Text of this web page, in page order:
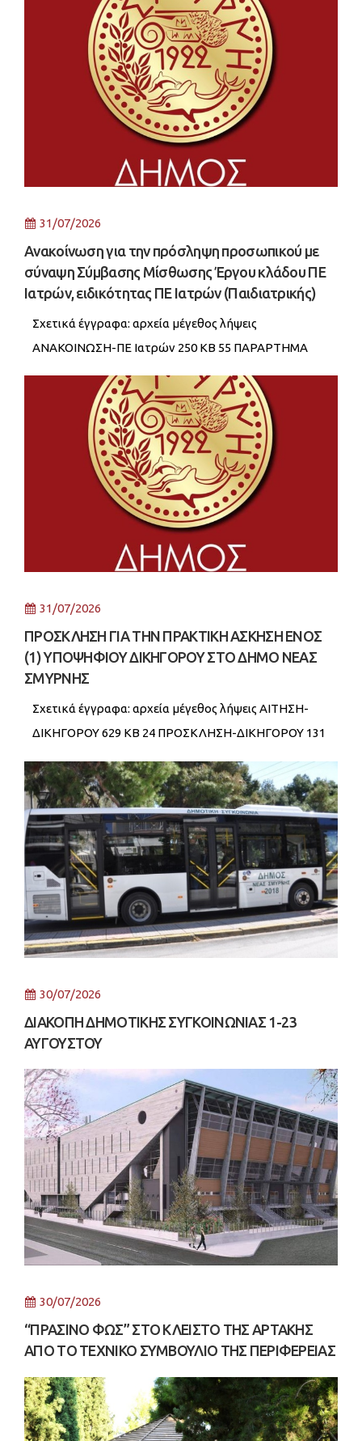
31/07/2026
Ανακοίνωση για την πρόσληψη προσωπικού με
σύναψη Σύμβασης Μίσθωσης Έργου κλάδου ΠΕ
Ιατρών, ειδικότητας ΠΕ Ιατρών (Παιδιατρικής)
Σχετικά έγγραφα: αρχεία μέγεθος λήψεις
ΑΝΑΚΟΙΝΩΣΗ-ΠΕ Ιατρών 250 KB 55 ΠΑΡΑΡΤΗΜΑ
31/07/2026
ΠΡΟΣΚΛΗΣΗ ΓΙΑ ΤΗΝ ΠΡΑΚΤΙΚΗ ΑΣΚΗΣΗ ΕΝΟΣ
(1) ΥΠΟΨΗΦΙΟΥ ΔΙΚΗΓΟΡΟΥ ΣΤΟ ΔΗΜΟ ΝΕΑΣ
ΣΜΥΡΝΗΣ
Σχετικά έγγραφα: αρχεία μέγεθος λήψεις ΑΙΤΗΣΗ-
ΔΙΚΗΓΟΡΟΥ 629 KB 24 ΠΡΟΣΚΛΗΣΗ-ΔΙΚΗΓΟΡΟΥ 131
30/07/2026
ΔΙΑΚΟΠΗ ΔΗΜΟΤΙΚΗΣ ΣΥΓΚΟΙΝΩΝΙΑΣ 1-23
ΑΥΓΟΥΣΤΟΥ
30/07/2026
“ΠΡΑΣΙΝΟ ΦΩΣ” ΣΤΟ ΚΛΕΙΣΤΟ ΤΗΣ ΑΡΤΑΚΗΣ
ΑΠΟ ΤΟ ΤΕΧΝΙΚΟ ΣΥΜΒΟΥΛΙΟ ΤΗΣ ΠΕΡΙΦΕΡΕΙΑΣ